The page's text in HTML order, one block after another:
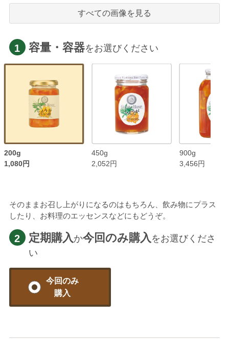
すべての画像を見る
1 容量・容器をお選びください
200g
1,080円
450g
2,052円
900g
3,456円
そのままお召し上がりになるのはもちろん、飲み物にプラス
したり、お料理のエッセンスなどにもどうぞ。
2 定期購入 か今回のみ購入 をお選びくださ
い
今回のみ
購入